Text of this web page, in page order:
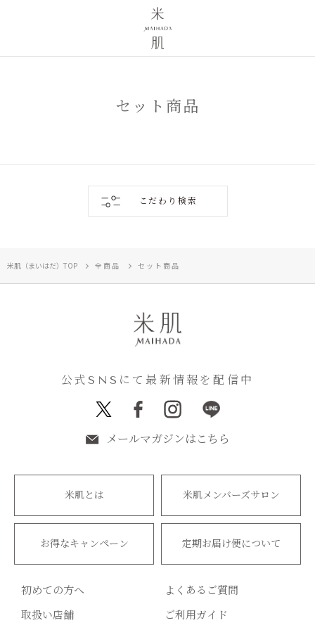
セット商品
こだわり検索
米肌（まいはだ）TOP 全商品 セット商品
公式SNSにて最新情報を配信中
メールマガジンはこちら
米肌とは 米肌メンバーズサロン
お得なキャンペーン 定期お届け便について
初めての方へ
よくあるご質問
取扱い店舗
ご利用ガイド